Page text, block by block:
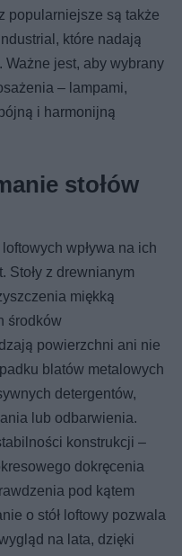
popularniejsze są także
które nadają
Ważne jest, aby wybrany
– lampami,
i harmonijną
stołów
wpływa na ich
Stoły z drewnianym
miękką
środków
powierzchni ani nie
blatów metalowych
detergentów,
lub odbarwienia.
konstrukcji –
dokręcenia
pod kątem
o stół loftowy pozwala
na lata, dzięki